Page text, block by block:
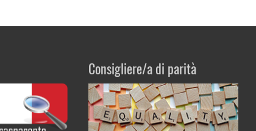
Consigliere/a di parità